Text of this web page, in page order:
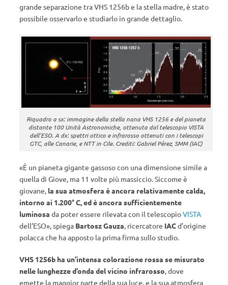
grande separazione tra VHS 1256b e la stella madre, è stato
possibile osservarlo e studiarlo in grande dettaglio.
Riquadro a sx: immagine della stella nana VHS 1256 e del pianeta
distante 100 Unità Astronomiche, ottenuta dal telescopio VISTA
dell’ESO. A dx: spettri ottico e infrarosso ottenuti con i telescopi
GTC, alle Canarie, e NTT in Cile. Crediti: Gabriel Pérez, SMM (IAC)
«È un pianeta gigante gassoso con una dimensione simile a
quella di Giove, ma 11 volte più massiccio. Siccome è
giovane, la sua atmosfera è ancora relativamente calda,
intorno ai 1.200° C, ed è ancora sufficientemente
luminosa da poter essere rilevata con il telescopioVISTA
dell’ESO», spiega Bartosz Gauza, ricercatore IACd’origine
polacca che ha apposto la prima firma sullo studio.
VHS 1256b ha un’intensa colorazione rossa se misurato
nelle lunghezze d’onda del vicino infrarosso, dove
emette la maggior parte della sua luce, e la sua atmosfera